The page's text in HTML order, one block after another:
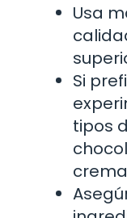
Usa
Si
tipos